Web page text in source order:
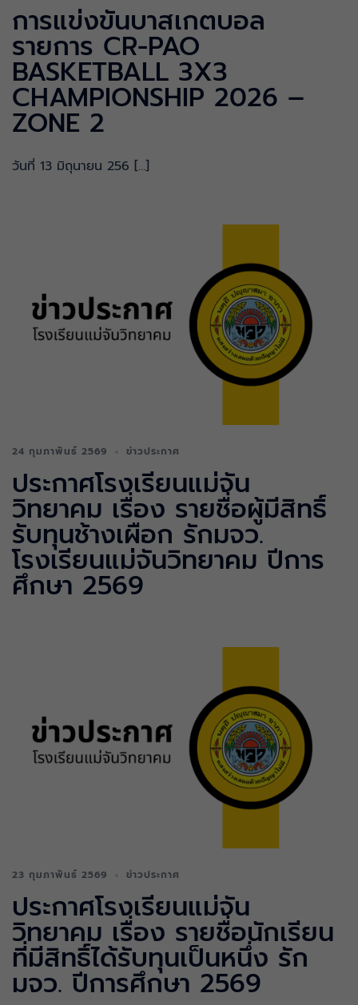
การแข่งขันบาสเกตบอล
รายการ CR-PAO
BASKETBALL 3X3
CHAMPIONSHIP 2026 –
ZONE 2
วันที่ 13 มิถุนายน 256 […]
24 กุมภาพันธ์ 2569 ข่าวประกาศ
ประกาศโรงเรียนแม่จัน
วิทยาคม เรื่อง รายชื่อผู้มีสิทธิ์
รับทุนช้างเผือก รักมจว.
โรงเรียนแม่จันวิทยาคม ปีการ
ศึกษา 2569
23 กุมภาพันธ์ 2569 ข่าวประกาศ
ประกาศโรงเรียนแม่จัน
วิทยาคม เรื่อง รายชื่อนักเรียน
ที่มีสิทธิ์ได้รับทุนเป็นหนึ่ง รัก
มจว.​ ปีการศึกษา 2569